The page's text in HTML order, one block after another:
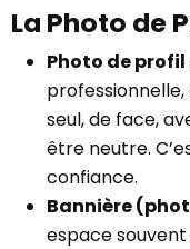
La Photo de
Photo de profil
seul, de face,
être neutre.
confiance.
Bannière
espace